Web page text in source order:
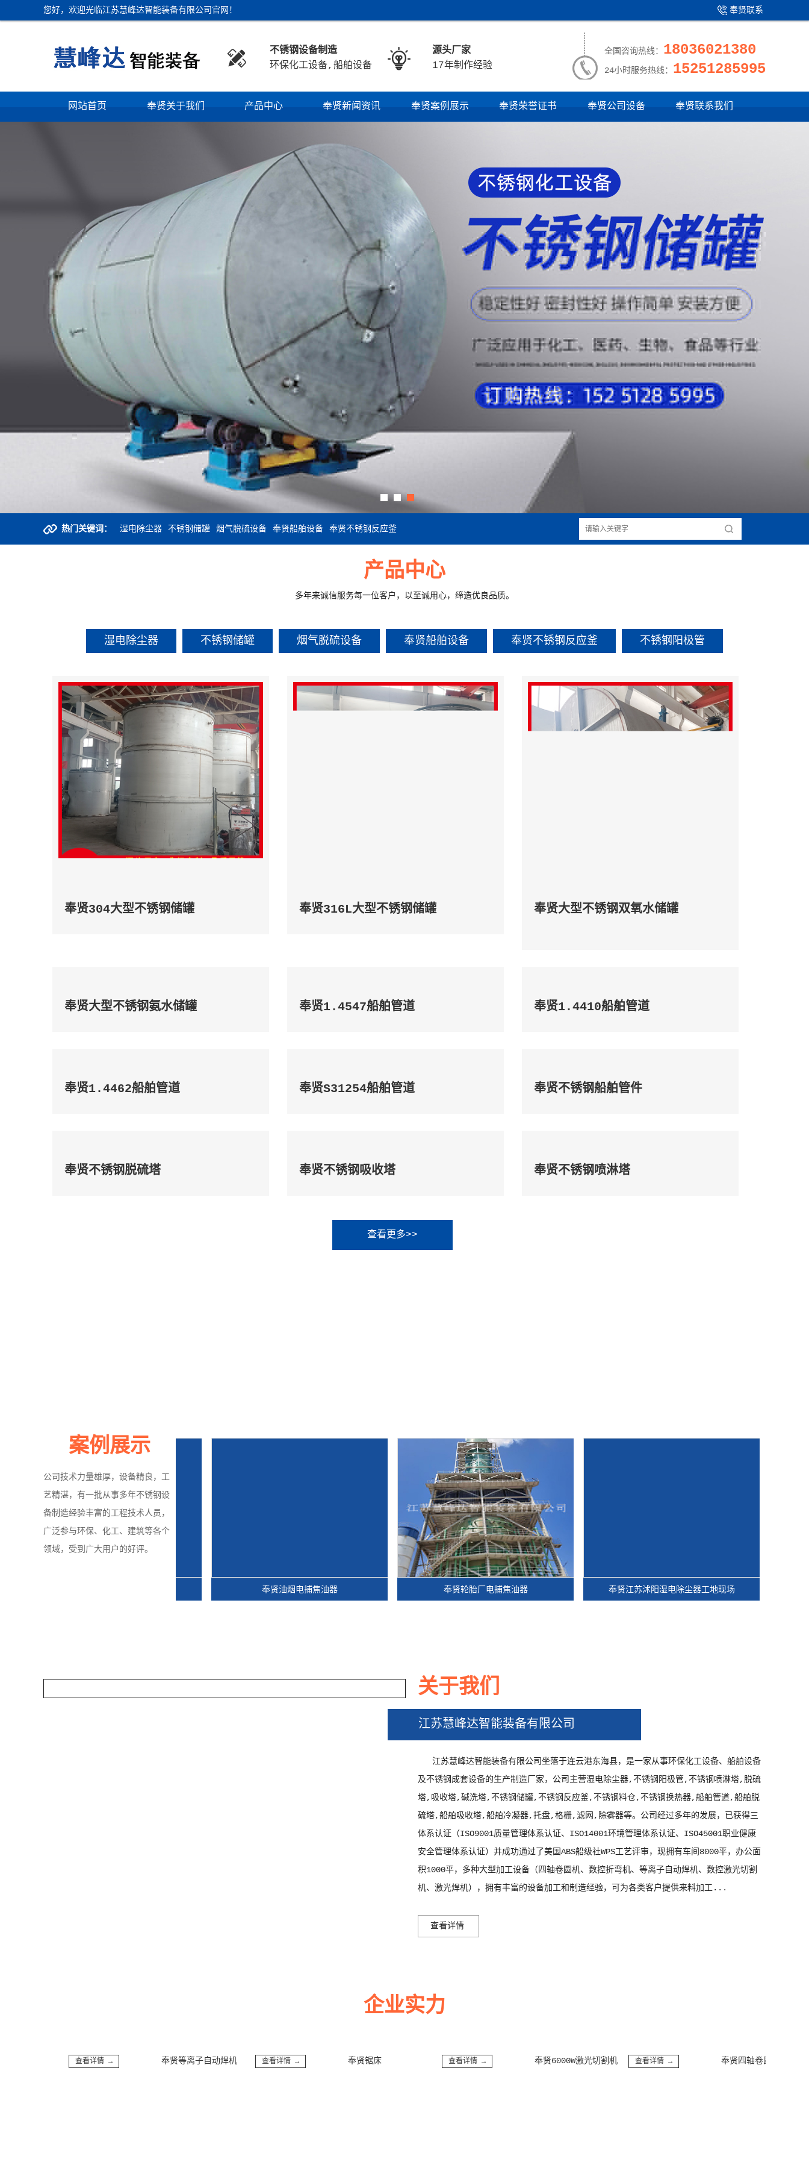
您好，欢迎光临江苏慧峰达智能装备有限公司官网！ 奉贤联系

不锈钢设备制造
环保化工设备,船舶设备

源头厂家
17年制作经验
全国咨询热线： 18036021380
24小时服务热线： 15251285995
网站首页 奉贤关于我们 产品中心 奉贤新闻资讯 奉贤案例展示 奉贤荣誉证书 奉贤公司设备 奉贤联系我们
热门关键词： 湿电除尘器 不锈钢储罐 烟气脱硫设备 奉贤船舶设备 奉贤不锈钢反应釜
产品中心
多年来诚信服务每一位客户，以至诚用心，缔造优良品质。
湿电除尘器 不锈钢储罐 烟气脱硫设备 奉贤船舶设备 奉贤不锈钢反应釜 不锈钢阳极管
奉贤304大型不锈钢储罐 奉贤316L大型不锈钢储罐 奉贤大型不锈钢双氧水储罐
奉贤大型不锈钢氨水储罐 奉贤1.4547船舶管道 奉贤1.4410船舶管道
奉贤1.4462船舶管道 奉贤S31254船舶管道 奉贤不锈钢船舶管件
奉贤不锈钢脱硫塔 奉贤不锈钢吸收塔 奉贤不锈钢喷淋塔
查看更多>>
案例展示
公司技术力量雄厚，设备精良，工
艺精湛，有一批从事多年不锈钢设
备制造经验丰富的工程技术人员，
广泛参与环保、化工、建筑等各个
领域，受到广大用户的好评。
奉贤油烟电捕焦油器 奉贤轮胎厂电捕焦油器 奉贤江苏沭阳湿电除尘器工地现场
关于我们
江苏慧峰达智能装备有限公司
江苏慧峰达智能装备有限公司坐落于连云港东海县，是一家从事环保化工设备、船舶设备
及不锈钢成套设备的生产制造厂家，公司主营湿电除尘器,不锈钢阳极管,不锈钢喷淋塔,脱硫
塔,吸收塔,碱洗塔,不锈钢储罐,不锈钢反应釜,不锈钢料仓,不锈钢换热器,船舶管道,船舶脱
硫塔,船舶吸收塔,船舶冷凝器,托盘,格栅,滤网,除雾器等。公司经过多年的发展，已获得三
体系认证（ISO9001质量管理体系认证、ISO14001环境管理体系认证、ISO45001职业健康
安全管理体系认证）并成功通过了美国ABS船级社WPS工艺评审，现拥有车间8000平，办公面
积1000平，多种大型加工设备（四轴卷圆机、数控折弯机、等离子自动焊机、数控激光切割
机、激光焊机），拥有丰富的设备加工和制造经验，可为各类客户提供来料加工...
查看详情
企业实力
查看详情 → 查看详情 →
奉贤等离子自动焊机 查看详情 →
奉贤锯床 查看详情 →
奉贤6000W激光切割机 奉贤四轴卷圆机